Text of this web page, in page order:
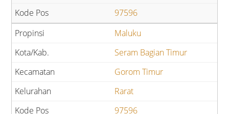
97596
Maluku
Seram Bagian Timur
Gorom Timur
Rarat
97596